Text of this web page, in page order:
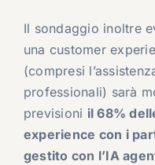
Il sondaggio inoltre
una customer
(compresi
professionali) sarà
previsioni il 68%
experience con i
gestito con l’IA